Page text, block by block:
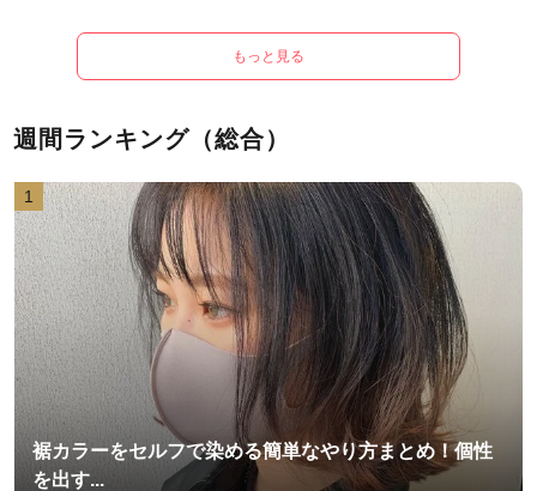
もっと見る
週間ランキング（総合）
1
裾カラーをセルフで染める簡単なやり方まとめ！個性
を出す...